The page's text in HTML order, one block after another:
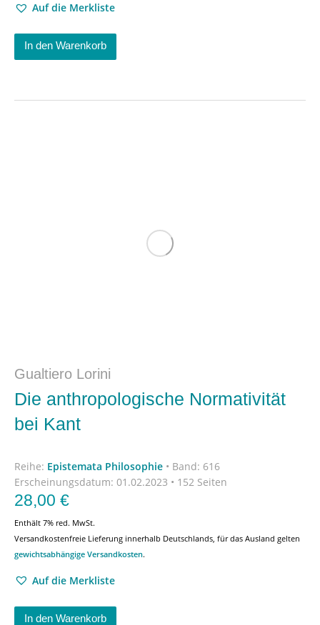
Auf die Merkliste
In den Warenkorb
Gualtiero Lorini
Die anthropologische Normativität
bei Kant
Reihe: Epistemata Philosophie • Band: 616
Erscheinungsdatum: 01.02.2023 • 152 Seiten
28,00 €
Enthält 7% red. MwSt.
Versandkostenfreie Lieferung innerhalb Deutschlands, für das Ausland gelten
gewichtsabhängige Versandkosten.
Auf die Merkliste
In den Warenkorb